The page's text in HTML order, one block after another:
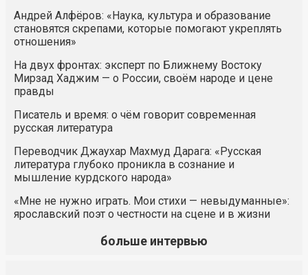
Андрей Алфёров: «Наука, культура и образование
становятся скрепами, которые помогают укреплять
отношения»
На двух фронтах: эксперт по Ближнему Востоку
Мирзад Хаджим — о России, своём народе и цене
правды
Писатель и время: о чём говорит современная
русская литература
Переводчик Джаухар Махмуд Дарага: «Русская
литература глубоко проникла в сознание и
мышление курдского народа»
«Мне не нужно играть. Мои стихи — невыдуманные»:
ярославский поэт о честности на сцене и в жизни
больше интервью